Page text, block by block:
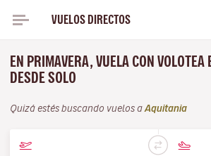
VUELOS DIRECTOS
EN PRIMAVERA, VUELA CON VOLOTEA
DESDE SOLO
Quizá estés buscando vuelos a Aquitania